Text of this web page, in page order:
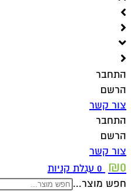
התחבר
הרשם
צור קשר
התחבר
הרשם
צור קשר
₪0
0 עגלת קניות
חפש מוצר...